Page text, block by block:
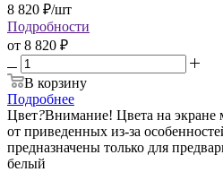
8 820 ₽/шт
Подробности
от 8 820 ₽
В корзину
Подробнее
Цвет?Внимание! Цвета на экране
от приведенных из-за
предназначены только для
белый